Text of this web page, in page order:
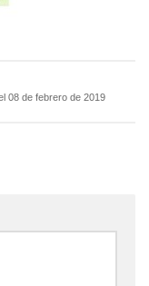
08 de febrero de 2019